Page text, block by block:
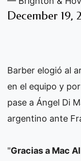
December 19,
Barber elogió al
en el equipo y
pase a Ángel Di
argentino ante
"Gracias a Mac